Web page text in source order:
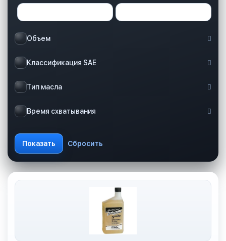
Объем
Классификация SAE
Тип масла
Время схватывания